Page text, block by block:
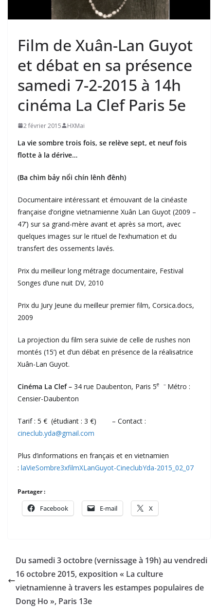
Film de Xuân-Lan Guyot
et débat en sa présence
samedi 7-2-2015 à 14h
cinéma La Clef Paris 5e
2 février 2015 HXMai
La vie sombre trois fois, se relève sept, et neuf fois
flotte à la dérive…
(Ba chìm bảy nổi chín lênh đênh)
Documentaire intéressant et émouvant de la cinéaste
française d’origine vietnamienne Xuân Lan Guyot (2009 –
47’) sur sa grand-mère avant et après sa mort, avec
quelques images sur le rituel de l’exhumation et du
transfert des ossements lavés.
Prix du meilleur long métrage documentaire, Festival
Songes d’une nuit DV, 2010
Prix du Jury Jeune du meilleur premier film, Corsica.docs,
2009
La projection du film sera suivie de celle de rushes non
montés (15’) et d’un débat en présence de la réalisatrice
Xuân-Lan Guyot.
Cinéma La Clef – 34 rue Daubenton, Paris 5e – Métro :
Censier-Daubenton
Tarif : 5 € (étudiant : 3 €) – Contact :
cineclub.yda@gmail.com
Plus d’informations en français et en vietnamien
: laVieSombre3xfilmXLanGuyot-CineclubYda-2015_02_07
Partager :
Facebook E-mail X
Du samedi 3 octobre (vernissage à 19h) au vendredi
16 octobre 2015, exposition « La culture
vietnamienne à travers les estampes populaires de
Dong Ho », Paris 13e